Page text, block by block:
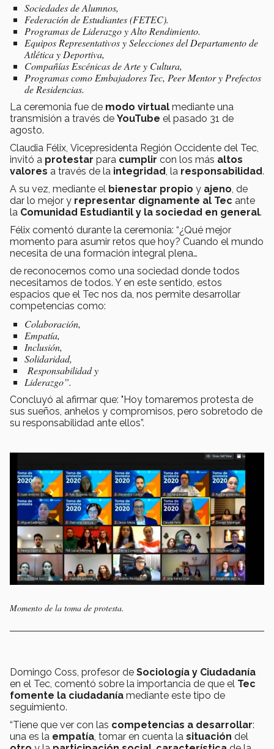
Sociedades de Alumnos,
Federación de Estudiantes (FETEC).
Programas de Liderazgo y Alto Rendimiento.
Equipos Representativos y Selecciones del Departamento de
Atlética y Deportiva,
Compañías Escénicas de Arte y Cultura,
Programas como Embajadores Tec, Peer Mentor y Prefectos
de Residencias.
La ceremonia fue de modo virtual mediante una
transmisión a través de YouTube el pasado 31 de
agosto.
Claudia Félix, Vicepresidenta Región Occidente del Tec,
invitó a protestar para cumplir con los más altos
valores a través de la integridad , la responsabilidad.
A su vez, mediante el bienestar propio y ajeno , de
dar lo mejor y representar dignamente al Tec ante
la Comunidad Estudiantil y la sociedad en general.
Félix comentó durante la ceremonia: “¿Qué mejor
momento para asumir retos que hoy? Cuando el mundo
necesita de una formación integral plena…
de reconocernos como una sociedad donde todos
necesitamos de todos. Y en este sentido, estos
espacios que el Tec nos da, nos permite desarrollar
competencias como:
Colaboración,
Empatía,
Inclusión,
Solidaridad,
Responsabilidad y
Liderazgo”.
Concluyó al afirmar que: "Hoy tomaremos protesta de
sus sueños, anhelos y compromisos, pero sobretodo de
su responsabilidad ante ellos”.
Momento de la toma de protesta.
Domingo Coss, profesor de Sociología y Ciudadanía
en el Tec, comentó sobre la importancia de que el Tec
fomente la ciudadanía mediante este tipo de
seguimiento.
“Tiene que ver con las competencias a desarrollar:
una es la empatía, tomar en cuenta la situación del